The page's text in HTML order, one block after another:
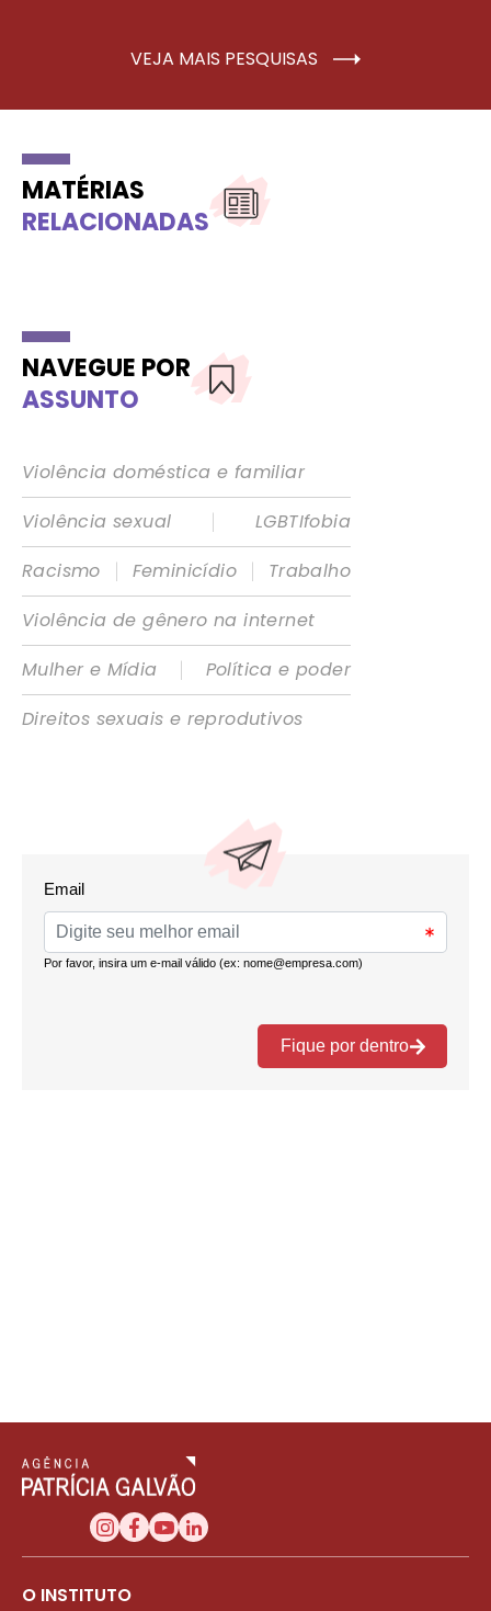
VEJA MAIS PESQUISAS
MATÉRIAS
RELACIONADAS
NAVEGUE POR
ASSUNTO
Violência doméstica e familiar
Violência sexual
|
LGBTIfobia
Racismo
| Feminicídio |
Trabalho
Violência de gênero na internet
Mulher e Mídia
|
Política e poder
Direitos sexuais e reprodutivos
O INSTITUTO